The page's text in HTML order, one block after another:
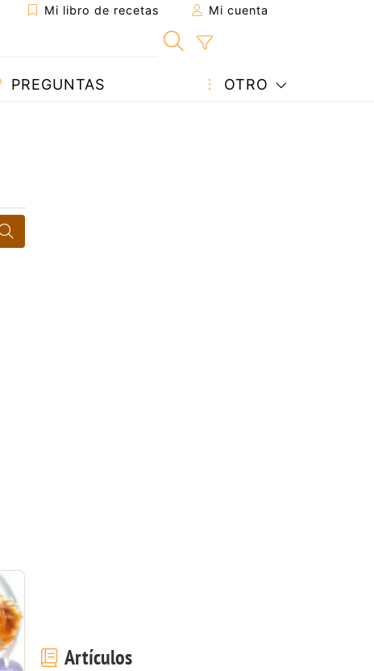
Mi libro de recetas Mi cuenta
PREGUNTAS OTRO
Artículos